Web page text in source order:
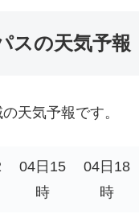
スの天気予報
天気予報です。
04日15
時
04日18
時